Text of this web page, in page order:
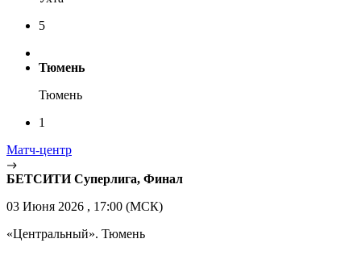
5
Тюмень
Тюмень
1
Матч-центр
БЕТСИТИ Суперлига, Финал
03 Июня 2026 , 17:00 (МСК)
«Центральный». Тюмень